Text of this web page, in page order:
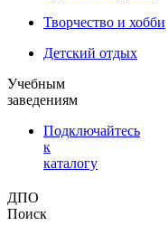
Творчество и хобби
Детский отдых
Учебным
заведениям
Подключайтесь
к
каталогу
ДПО
Поиск